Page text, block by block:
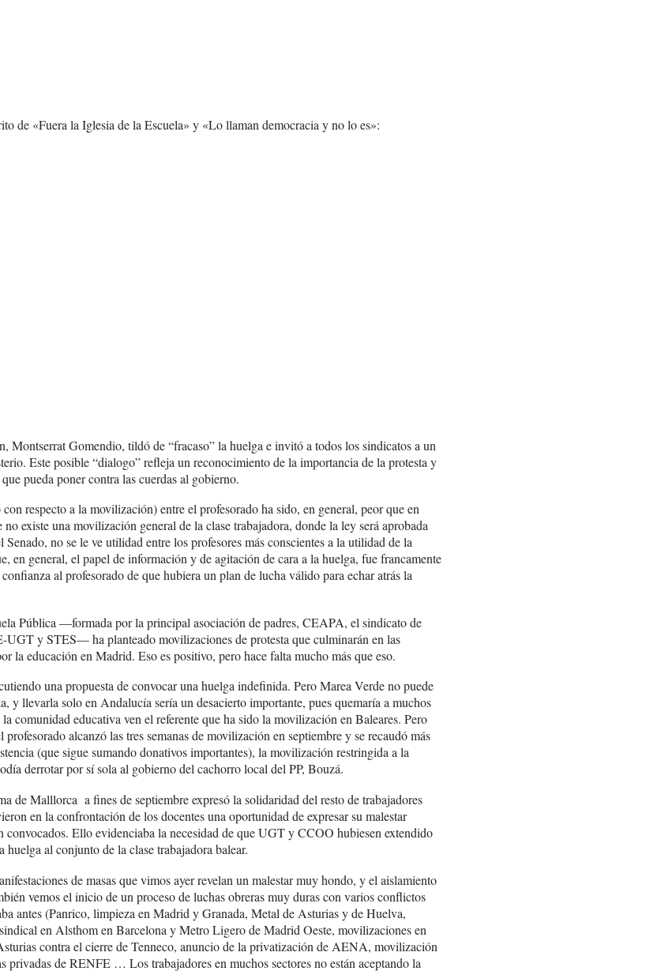
de «Fuera la Iglesia de la Escuela» y «Lo llaman democracia y no lo es»:
Montserrat Gomendio, tildó de “fracaso” la huelga e invitó a todos los sindicatos a un
Este posible “dialogo” refleja un reconocimiento de la importancia de la protesta y
pueda poner contra las cuerdas al gobierno.
respecto a la movilización) entre el profesorado ha sido, en general, peor que en
existe una movilización general de la clase trabajadora, donde la ley será aprobada
no se le ve utilidad entre los profesores más conscientes a la utilidad de la
en general, el papel de información y de agitación de cara a la huelga, fue francamente
al profesorado de que hubiera un plan de lucha válido para echar atrás la
Pública —formada por la principal asociación de padres, CEAPA, el sindicato de
y STES— ha planteado movilizaciones de protesta que culminarán en las
la educación en Madrid. Eso es positivo, pero hace falta mucho más que eso.
una propuesta de convocar una huelga indefinida. Pero Marea Verde no puede
y llevarla solo en Andalucía sería un desacierto importante, pues quemaría a muchos
comunidad educativa ven el referente que ha sido la movilización en Baleares. Pero
alcanzó las tres semanas de movilización en septiembre y se recaudó más
(que sigue sumando donativos importantes), la movilización restringida a la
derrotar por sí sola al gobierno del cachorro local del PP, Bouzá.
de Malllorca a fines de septiembre expresó la solidaridad del resto de trabajadores
en la confrontación de los docentes una oportunidad de expresar su malestar
convocados. Ello evidenciaba la necesidad de que UGT y CCOO hubiesen extendido
huelga al conjunto de la clase trabajadora balear.
de masas que vimos ayer revelan un malestar muy hondo, y el aislamiento
vemos el inicio de un proceso de luchas obreras muy duras con varios conflictos
antes (Panrico, limpieza en Madrid y Granada, Metal de Asturias y de Huelva,
en Alsthom en Barcelona y Metro Ligero de Madrid Oeste, movilizaciones en
contra el cierre de Tenneco, anuncio de la privatización de AENA, movilización
privadas de RENFE … Los trabajadores en muchos sectores no están aceptando la